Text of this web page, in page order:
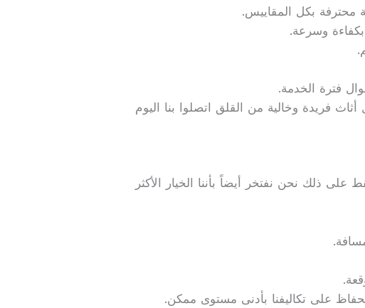
محترفة بكل المقاييس.
وسرعة.
فترة الخدمة.
فريدة وخالية من القلق اتصلوا بنا اليوم
ذلك نحن نفتخر أيضاً بأننا الخيار الأكثر
على تكاليفنا بأدنى مستوى ممكن.